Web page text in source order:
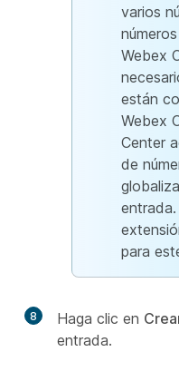
varios
Webex
están
Webex
Center
de
para
8 Haga clic en
entrada.